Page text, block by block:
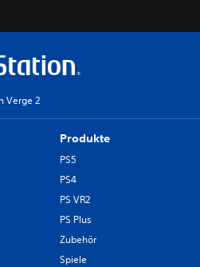
Verge 2
Produkte
PS5
PS4
PS VR2
PS Plus
Zubehör
Spiele